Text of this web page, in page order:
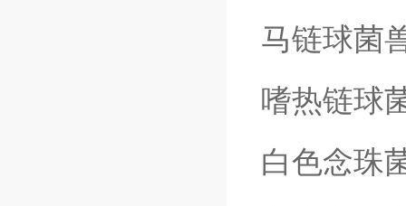
马链球菌
嗜热链球
白色念珠